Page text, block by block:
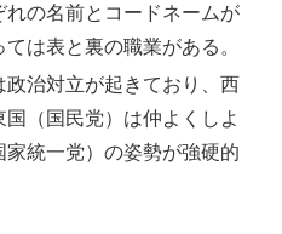
の名前とコードネームが
は表と裏の職業がある。
治対立が起きており、西
（国民党）は仲よくしよ
家統一党）の姿勢が強硬的